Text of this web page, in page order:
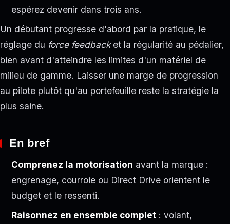
espérez devenir dans trois ans.
Un débutant progresse d'abord par la pratique, le
réglage du force feedbacket la régularité au pédalier,
bien avant d'atteindre les limites d'un matériel de
milieu de gamme. Laisser une marge de progression
au pilote plutôt qu'au portefeuille reste la stratégie la
plus saine.
En bref
Comprenez la motorisation avant la marque :
engrenage, courroie ou Direct Drive orientent le
budget et le ressenti.
Raisonnez en ensemble complet : volant,